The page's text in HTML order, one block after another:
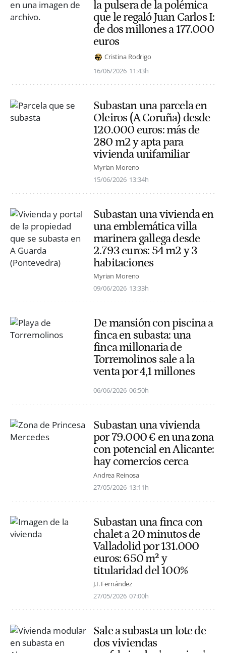
la pulsera de la polémica
que le regaló Juan Carlos I:
de dos millones a 177.000
euros
Cristina Rodrigo
16/06/2026 11:43h
Subastan una parcela en
Oleiros (A Coruña) desde
120.000 euros: más de
280 m2 y apta para
vivienda unifamiliar
Myrian Moreno
15/06/2026 13:34h
Subastan una vivienda en
una emblemática villa
marinera gallega desde
2.793 euros: 54 m2 y 3
habitaciones
Myrian Moreno
09/06/2026 13:33h
De mansión con piscina a
finca en subasta: una
finca millonaria de
Torremolinos sale a la
venta por 4,1 millones
06/06/2026 06:50h
Subastan una vivienda
por 79.000 € en una zona
con potencial en Alicante:
hay comercios cerca
Andrea Reinosa
27/05/2026 13:11h
Subastan una finca con
chalet a 20 minutos de
Valladolid por 131.000
euros: 650 m² y
titularidad del 100%
J.I. Fernández
27/05/2026 07:00h
Sale a subasta un lote de
dos viviendas